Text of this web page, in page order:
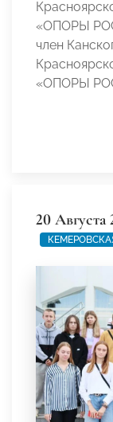
«ОПОРЫ
член
«ОПОРЫ
20 Августа